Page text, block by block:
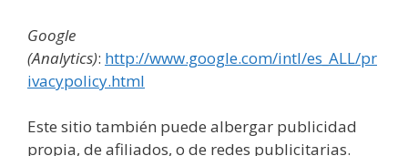
Google
(Analytics): http://www.google.com/intl/es_ALL/pr
ivacypolicy.html
Este sitio también puede albergar publicidad
propia, de afiliados, o de redes publicitarias.